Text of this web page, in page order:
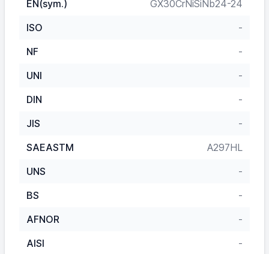
EN(sym.)
GX30CrNiSiNb24-24
ISO
-
NF
-
UNI
-
DIN
-
JIS
-
SAEASTM
A297HL
UNS
-
BS
-
AFNOR
-
AISI
-